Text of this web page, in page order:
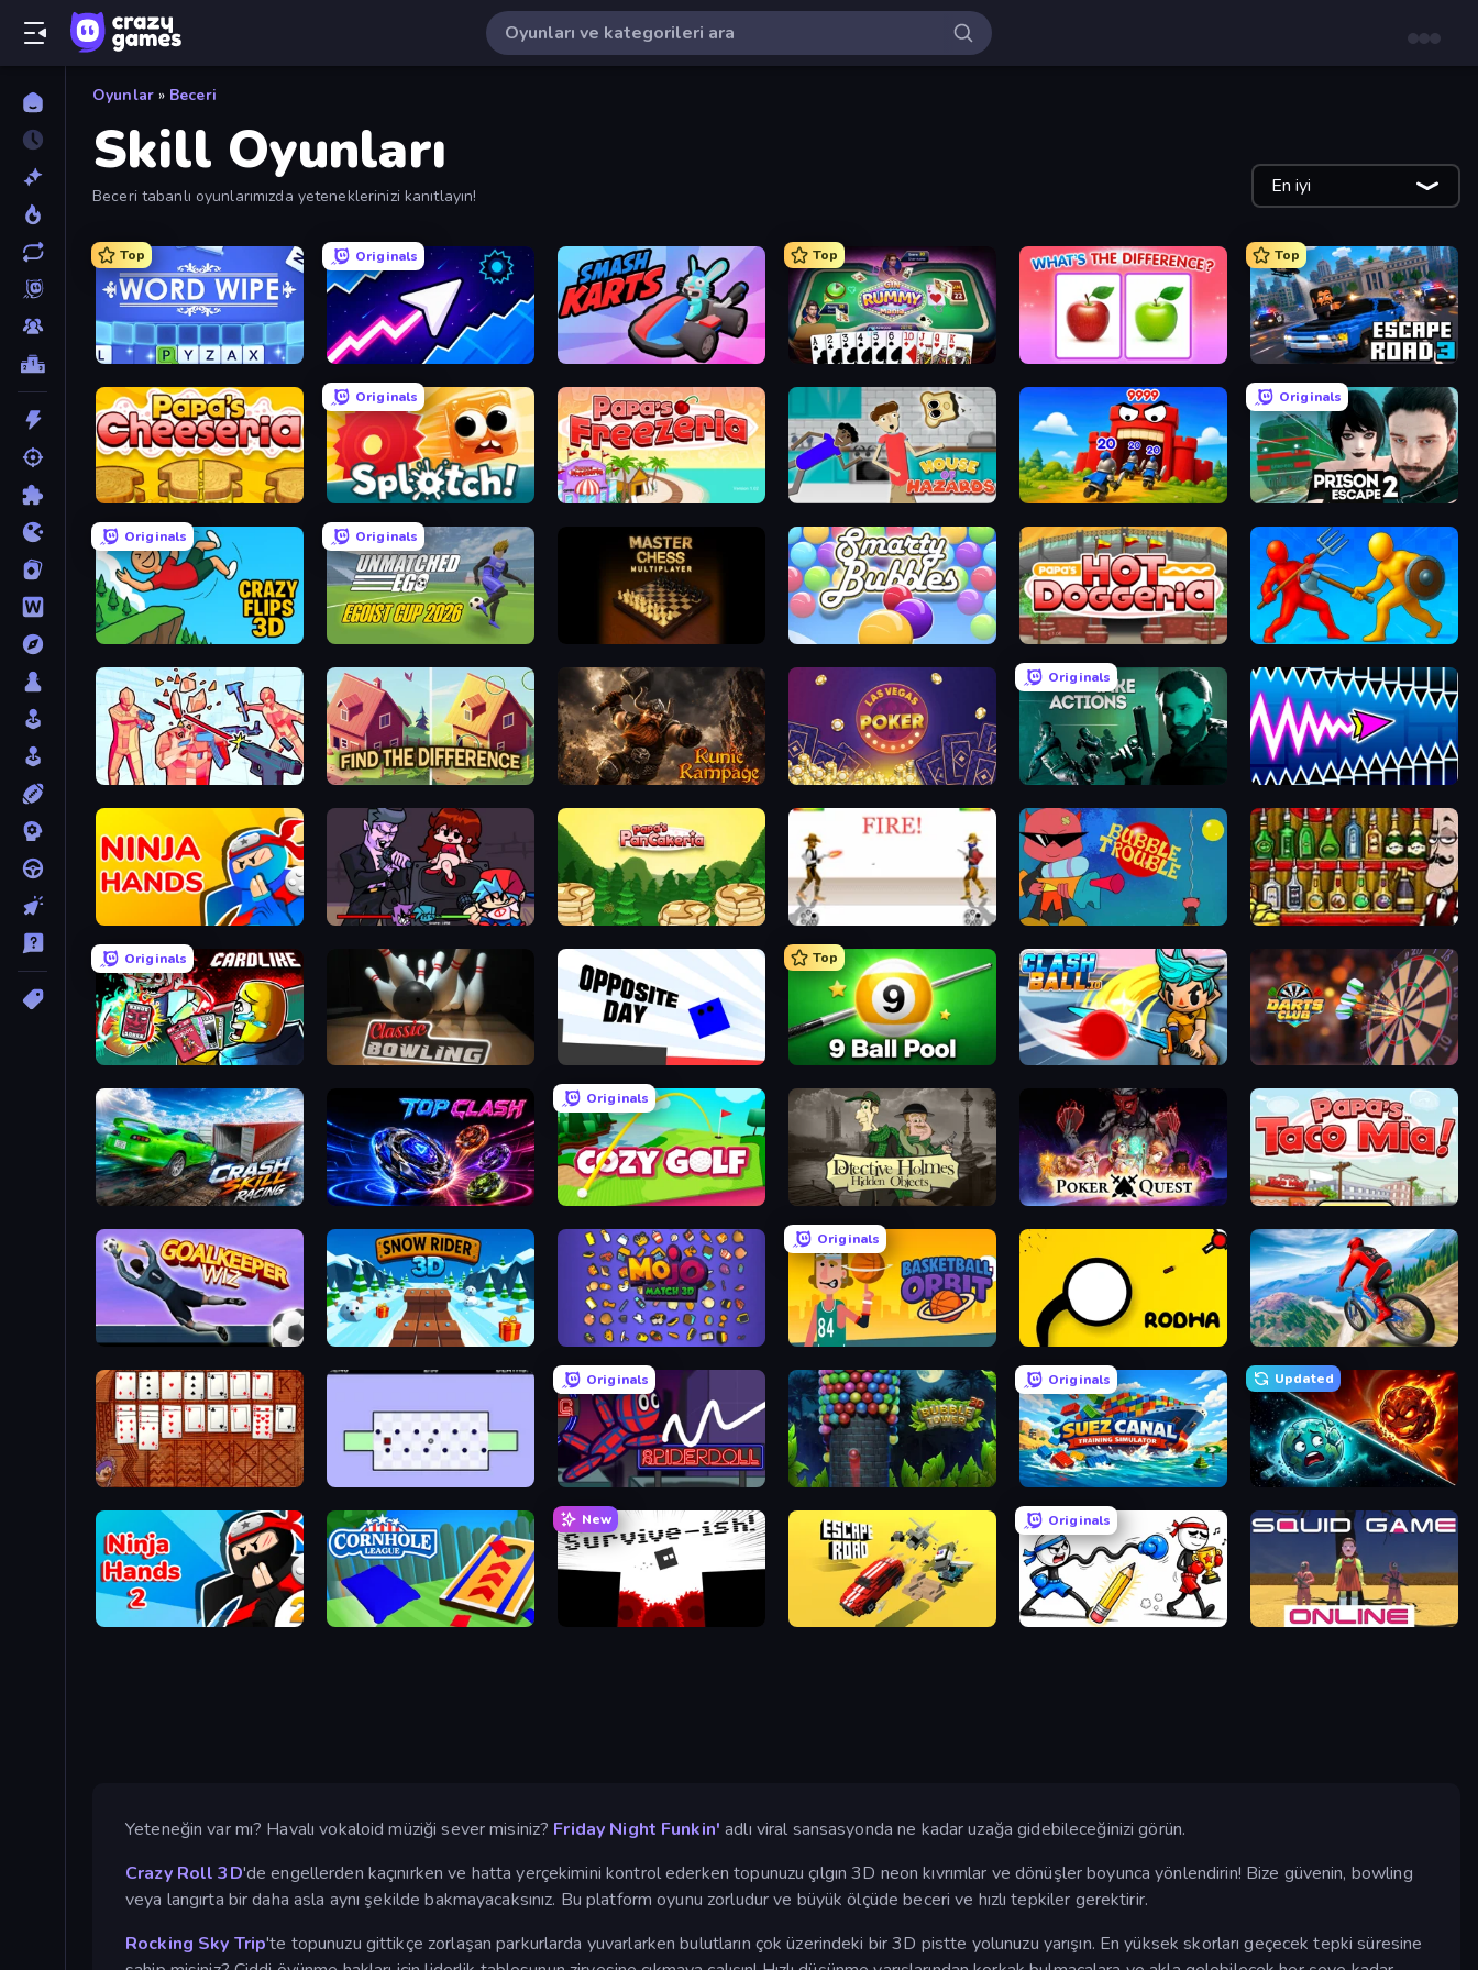
Oyunlar » Beceri
Skill Oyunları
Beceri tabanlı oyunlarımızda yeteneklerinizi kanıtlayın! En iyi
Top
Word Wipe
Originals
Space Waves Smash Karts
Top
Gin Rummy Mania What's The Difference?
Top
Escape Road 3
Papa's Cheeseria
Originals
Splotch! Papa's Freezeria House of Hazards TimeWarriors
Originals
Prison Escape 2
Originals
Crazy Flips 3D
Originals
Smarty Bubbles Papa's Hot Doggeria Epic Sword Battle! Fight in Arena
Time Shooter 2 Find The Difference Runic Rampage Las Vegas Poker
Originals
Take Actions Wave Dash: Geometry Arrow
Friday Night Funkin' Papa's Pancakeria Gunblood Bubble Trouble Bartender The Right Mix
Originals
Cardlike Classic Bowling
Top
9 Ball Pool Online Multiplayer ClashBall.io Darts Club
Crash Skill Racing Top Clash
Originals
Cozy Golf Poker Quest Papa's Taco Mia
Goalkeeper Wiz Snow Rider 3D Mojo Match 3D
Originals
Basketball Orbit Rodha Riders Downhill Racing
Algerian Solitaire
Originals
SpiderDoll Bubble Tower 3D
Originals
Suez Canal Training Simulator
Updated
PlanetCrush 2
Cornhole League
New
Survive-ish Escape Road
Originals
Doodle Smash Squid Game Online
Yeteneğin var mı? Havalı vokaloid müziği sever misiniz? Friday Night Funkin' adlı viral sansasyonda ne kadar uzağa gidebileceğinizi görün.
Crazy Roll 3D'de engellerden kaçınırken ve hatta yerçekimini kontrol ederken topunuzu çılgın 3D neon kıvrımlar ve dönüşler boyunca yönlendirin! Bize güvenin, bowling
veya langırta bir daha asla aynı şekilde bakmayacaksınız. Bu platform oyunu zorludur ve büyük ölçüde beceri ve hızlı tepkiler gerektirir.
Rocking Sky Trip'te topunuzu gittikçe zorlaşan parkurlarda yuvarlarken bulutların çok üzerindeki bir 3D pistte yolunuzu yarışın. En yüksek skorları geçecek tepki süresine